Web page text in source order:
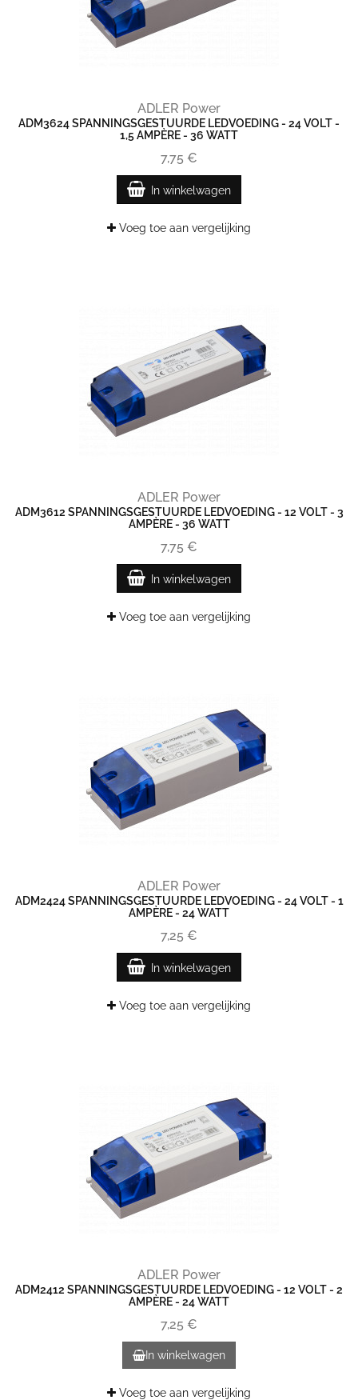
ADLER Power
ADM3624 SPANNINGSGESTUURDE LEDVOEDING - 24 VOLT -
1,5 AMPÈRE - 36 WATT
7,75 €
In winkelwagen
Voeg toe aan vergelijking
ADLER Power
ADM3612 SPANNINGSGESTUURDE LEDVOEDING - 12 VOLT - 3
AMPÈRE - 36 WATT
7,75 €
In winkelwagen
Voeg toe aan vergelijking
ADLER Power
ADM2424 SPANNINGSGESTUURDE LEDVOEDING - 24 VOLT - 1
AMPÈRE - 24 WATT
7,25 €
In winkelwagen
Voeg toe aan vergelijking
ADLER Power
ADM2412 SPANNINGSGESTUURDE LEDVOEDING - 12 VOLT - 2
AMPÈRE - 24 WATT
7,25 €
In winkelwagen
Voeg toe aan vergelijking